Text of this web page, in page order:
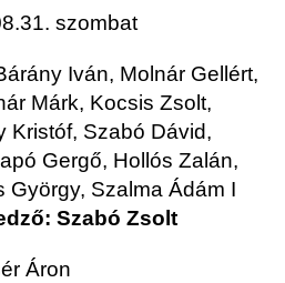
szombat
Iván, Molnár Gellért,
Márk, Kocsis Zsolt,
Kristóf, Szabó Dávid,
Gergő, Hollós Zalán,
György, Szalma Ádám I
Szabó Zsolt
Áron